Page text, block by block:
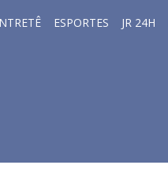
ESPORTES JR 24H